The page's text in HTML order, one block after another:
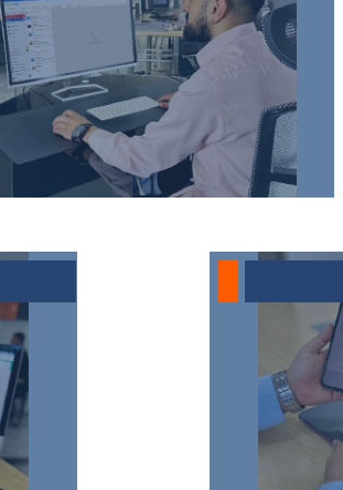
detallada sobre la mudanza,
incluyendo la dirección de origen
y destino, el tipo y cantidad de
pertenencias.​
Una
hora
todo el